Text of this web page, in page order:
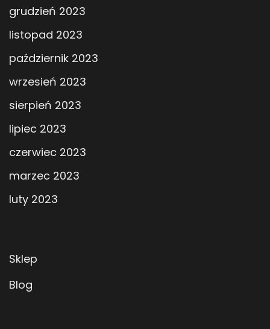
grudzień 2023
listopad 2023
październik 2023
wrzesień 2023
sierpień 2023
lipiec 2023
czerwiec 2023
marzec 2023
luty 2023
Sklep
Blog